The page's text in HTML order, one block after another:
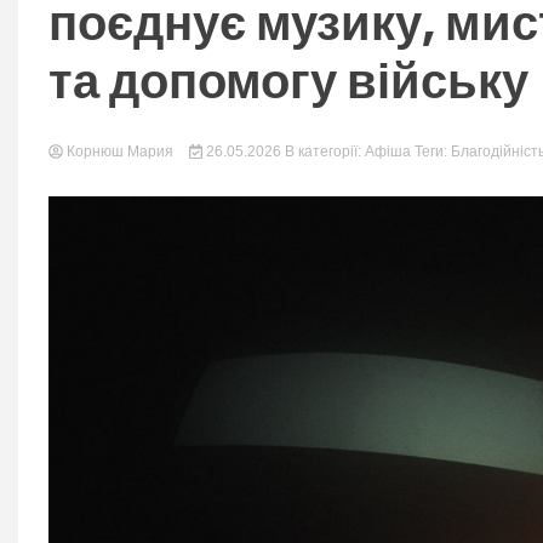
поєднує музику,
та допомогу війську
Корнюш Мария 26.05.2026 В категорії: Афіша Теги: